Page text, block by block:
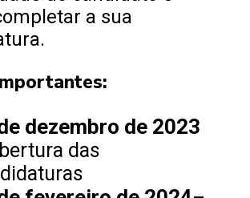
a sua
dezembro de 2023
das